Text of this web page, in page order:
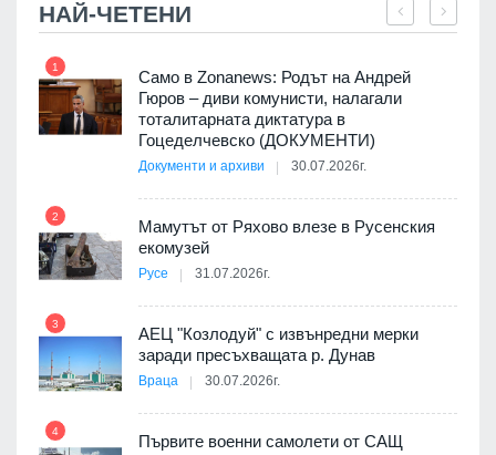
НАЙ-ЧЕТЕНИ
1
Само в Zonanews: Родът на Андрей
Гюров – диви комунисти, налагали
тоталитарната диктатура в
Гоцеделчевско (ДОКУМЕНТИ)
Документи и архиви 30.07.2026г.
2
Мамутът от Ряхово влезе в Русенския
екомузей
Русе 31.07.2026г.
3
АЕЦ "Козлодуй" с извънредни мерки
заради пресъхващата р. Дунав
Враца 30.07.2026г.
4
Първите военни самолети от САЩ